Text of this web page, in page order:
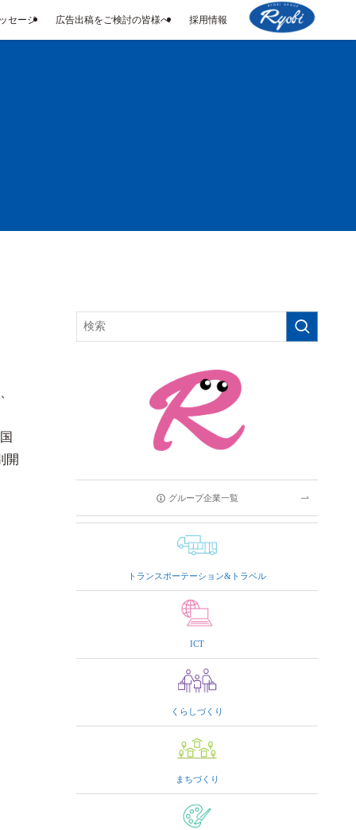
セージ 広告出稿をご検討の皆様へ 採用情報
開
グループ企業一覧
トランスポーテーション&トラベル
ICT
くらしづくり
まちづくり